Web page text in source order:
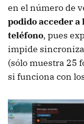
en el número de
podido acceder
teléfono, pues
impide
(sólo muestra 25
si funciona con